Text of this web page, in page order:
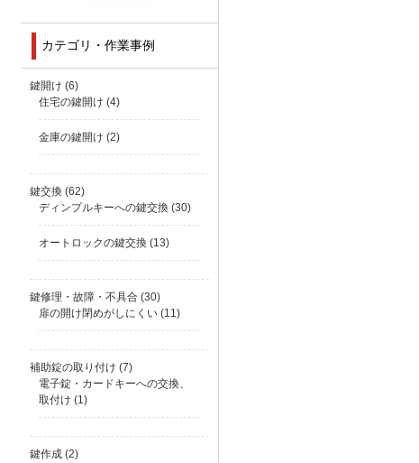
カテゴリ・作業事例
鍵開け (6)
住宅の鍵開け (4)
金庫の鍵開け (2)
鍵交換 (62)
ディンプルキーへの鍵交換 (30)
オートロックの鍵交換 (13)
鍵修理・故障・不具合 (30)
扉の開け閉めがしにくい (11)
補助錠の取り付け (7)
電子錠・カードキーへの交換、
取付け (1)
鍵作成 (2)